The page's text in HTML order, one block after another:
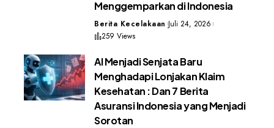
Menggemparkan di Indonesia
Berita Kecelakaan Juli 24, 2026
259 Views
AI Menjadi Senjata Baru
Menghadapi Lonjakan Klaim
Kesehatan : Dan 7 Berita
Asuransi Indonesia yang Menjadi
Sorotan